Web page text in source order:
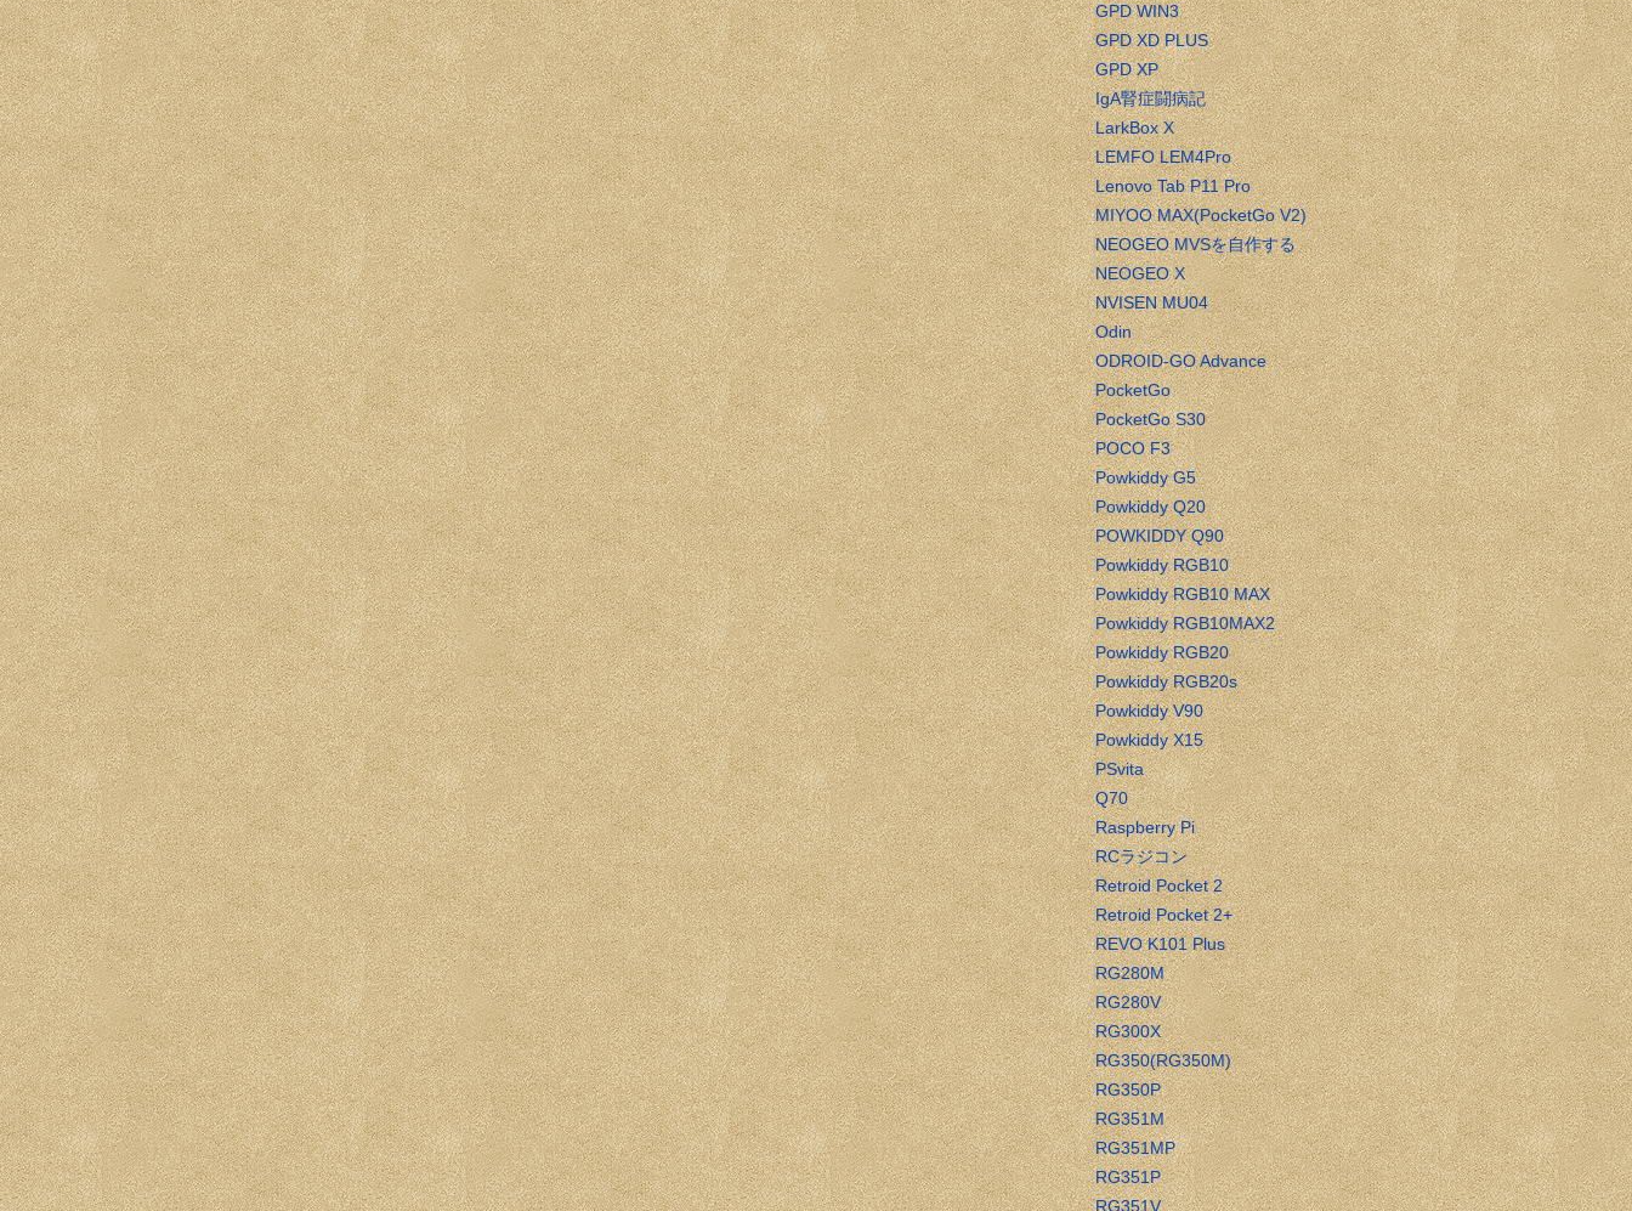
GPD WIN3
GPD XD PLUS
GPD XP
IgA腎症闘病記
LarkBox X
LEMFO LEM4Pro
Lenovo Tab P11 Pro
MIYOO MAX(PocketGo V2)
NEOGEO MVSを自作する
NEOGEO X
NVISEN MU04
Odin
ODROID-GO Advance
PocketGo
PocketGo S30
POCO F3
Powkiddy G5
Powkiddy Q20
POWKIDDY Q90
Powkiddy RGB10
Powkiddy RGB10 MAX
Powkiddy RGB10MAX2
Powkiddy RGB20
Powkiddy RGB20s
Powkiddy V90
Powkiddy X15
PSvita
Q70
Raspberry Pi
RCラジコン
Retroid Pocket 2
Retroid Pocket 2+
REVO K101 Plus
RG280M
RG280V
RG300X
RG350(RG350M)
RG350P
RG351M
RG351MP
RG351P
RG351V